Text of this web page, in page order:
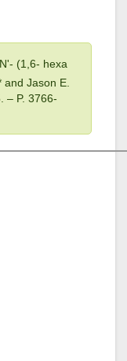
(1,6- hexa
Jason E.
. – P. 3766-